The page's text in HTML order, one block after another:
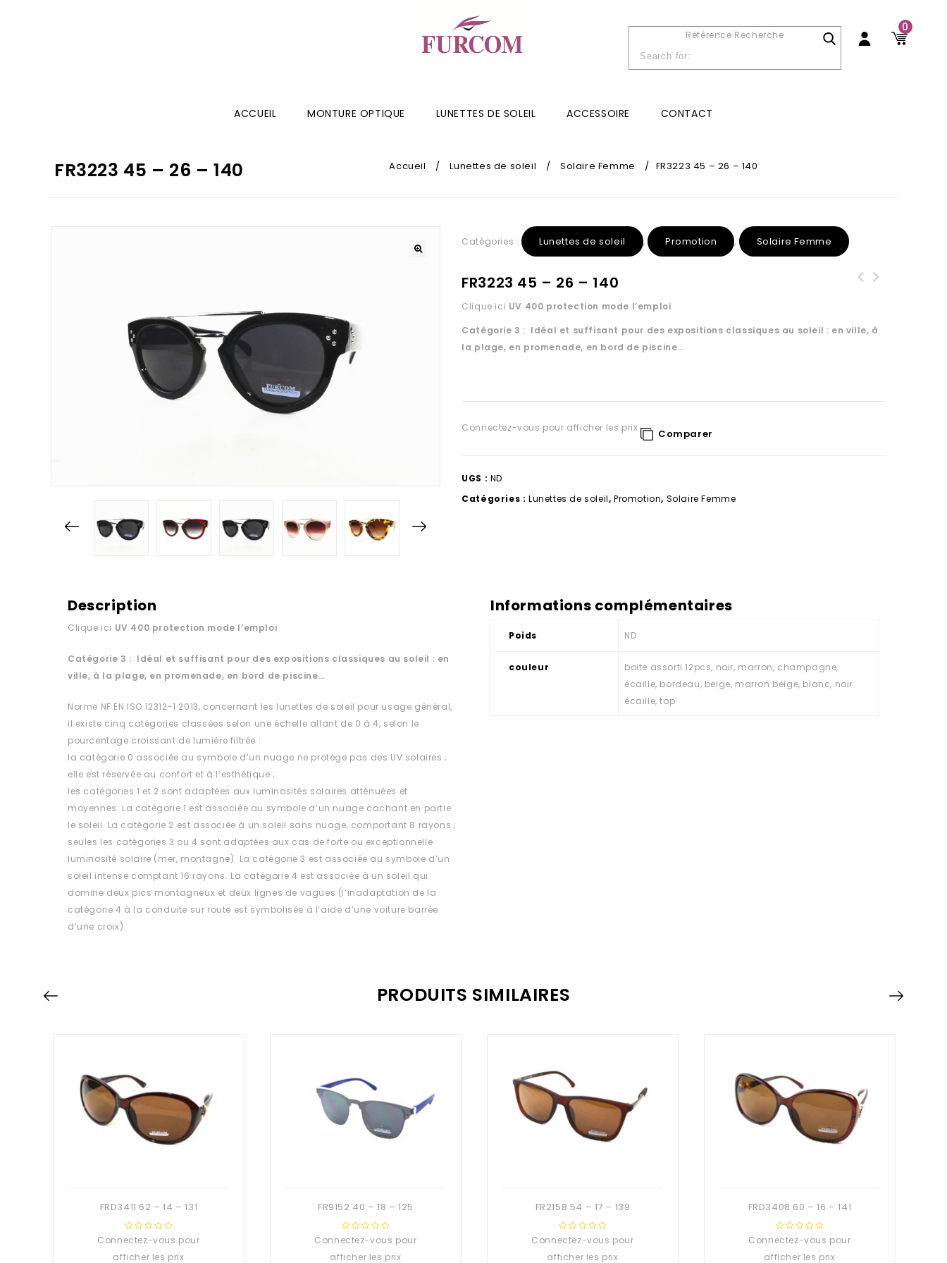
0
Référence Recherche
ACCUEIL MONTURE OPTIQUE LUNETTES DE SOLEIL ACCESSOIRE CONTACT
FR3223 45 – 26 – 140 Accueil / Lunettes de soleil / Solaire Femme / FR3223 45 – 26 – 140
Catégories : Lunettes de soleil , Promotion , Solaire Femme
FR3223 45 – 26 – 140
Clique ici UV 400 protection mode l’emploi
Catégorie 3 : Idéal et suffisant pour des expositions classiques au soleil : en ville, à
la plage, en promenade, en bord de piscine…
Connectez-vous pour afficher les prix Comparer
UGS : ND
Catégories : Lunettes de soleil,Promotion, Solaire Femme
Description
Clique ici UV 400 protection mode l’emploi
Catégorie 3 : Idéal et suffisant pour des expositions classiques au soleil : en
ville, à la plage, en promenade, en bord de piscine…
Norme NF EN ISO 12312-1 2013, concernant les lunettes de soleil pour usage général,
il existe cinq catégories classées selon une échelle allant de 0 à 4, selon le
pourcentage croissant de lumière filtrée :
la catégorie 0 associée au symbole d’un nuage ne protège pas des UV solaires ;
elle est réservée au confort et à l’esthétique ;
les catégories 1 et 2 sont adaptées aux luminosités solaires atténuées et
moyennes. La catégorie 1 est associée au symbole d’un nuage cachant en partie
le soleil. La catégorie 2 est associée à un soleil sans nuage, comportant 8 rayons ;
seules les catégories 3 ou 4 sont adaptées aux cas de forte ou exceptionnelle
luminosité solaire (mer, montagne). La catégorie 3 est associée au symbole d’un
soleil intense comptant 16 rayons. La catégorie 4 est associée à un soleil qui
domine deux pics montagneux et deux lignes de vagues (l’inadaptation de la
catégorie 4 à la conduite sur route est symbolisée à l’aide d’une voiture barrée
d’une croix).
Informations complémentaires
Poids ND
couleur
boite assorti 12pcs, noir, marron, champagne,
écaille, bordeau, beige, marron beige, blanc, noir
écaille, top
PRODUITS SIMILAIRES
FRD3411 62 – 14 – 131
0
Connectez-vous pour
afficher les prix
FR9152 40 – 18 – 125
0
Connectez-vous pour
afficher les prix
FR2158 54 – 17 – 139
0
Connectez-vous pour
afficher les prix
FRD3408 60 – 16 – 141
0
Connectez-vous pour
afficher les prix